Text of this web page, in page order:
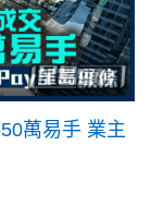
萬易手 業主